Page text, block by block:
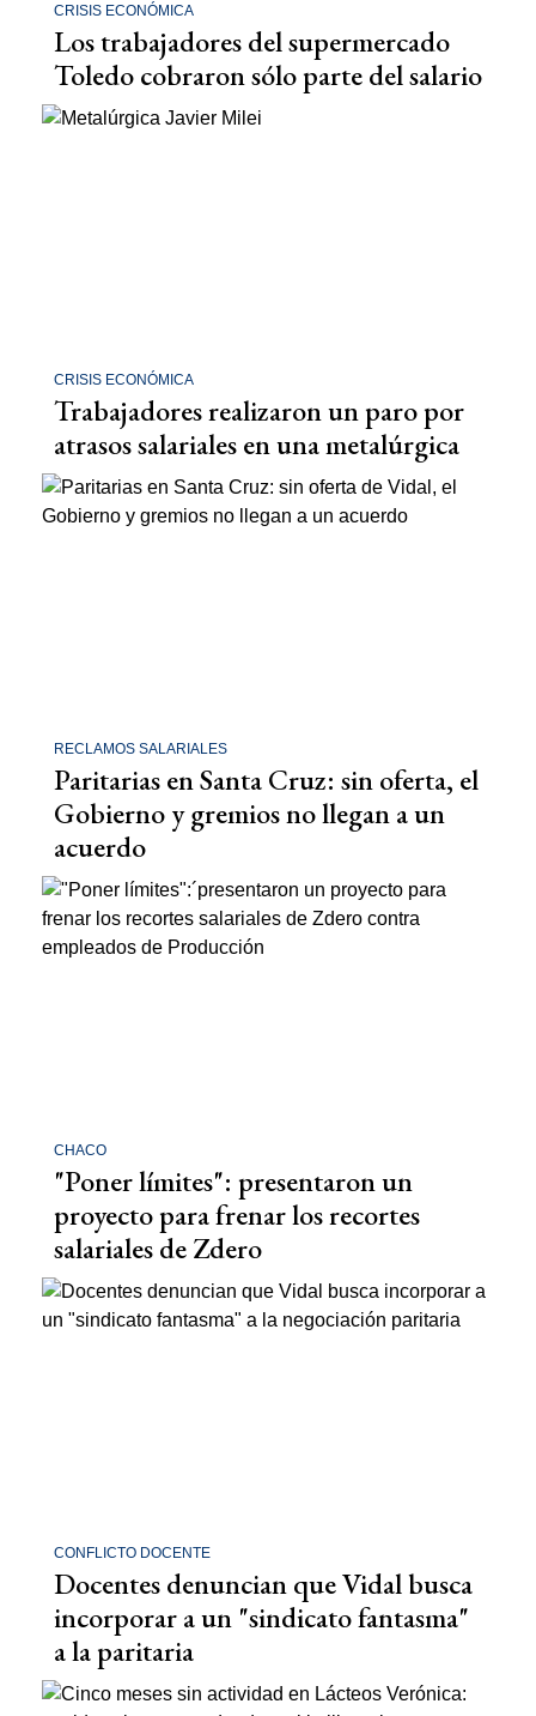
CRISIS ECONÓMICA
Los trabajadores del supermercado
Toledo cobraron sólo parte del salario
CRISIS ECONÓMICA
Trabajadores realizaron un paro por
atrasos salariales en una metalúrgica
RECLAMOS SALARIALES
Paritarias en Santa Cruz: sin oferta, el
Gobierno y gremios no llegan a un
acuerdo
CHACO
"Poner límites": presentaron un
proyecto para frenar los recortes
salariales de Zdero
CONFLICTO DOCENTE
Docentes denuncian que Vidal busca
incorporar a un "sindicato fantasma"
a la paritaria